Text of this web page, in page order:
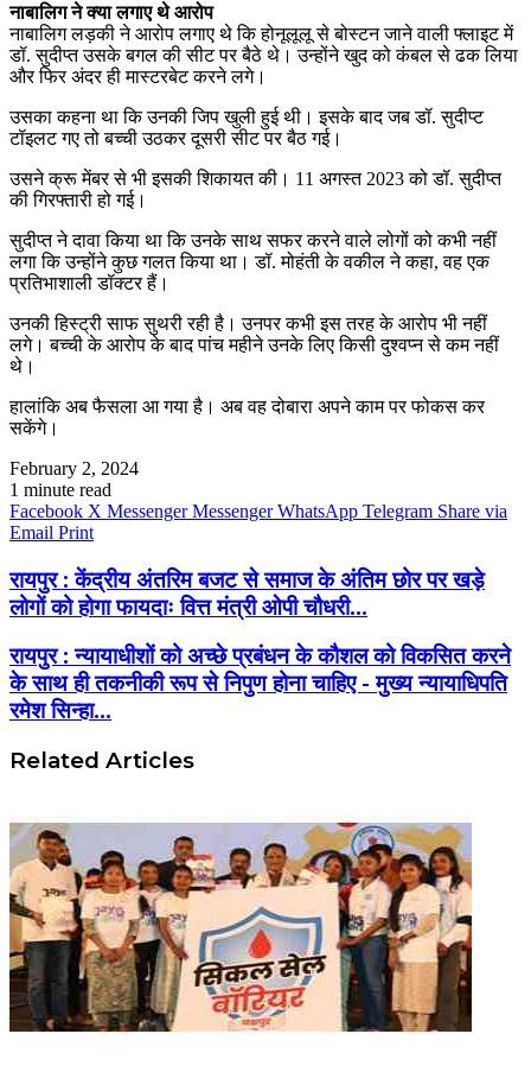
नाबालिग ने क्या लगाए थे आरोप
नाबालिग लड़की ने आरोप लगाए थे कि होनूलूलू से बोस्टन जाने वाली फ्लाइट में
डॉ. सुदीप्त उसके बगल की सीट पर बैठे थे। उन्होंने खुद को कंबल से ढक लिया
और फिर अंदर ही मास्टरबेट करने लगे।
उसका कहना था कि उनकी जिप खुली हुई थी। इसके बाद जब डॉ. सुदीप्ट
टॉइलट गए तो बच्ची उठकर दूसरी सीट पर बैठ गई।
उसने क्रू मेंबर से भी इसकी शिकायत की। 11 अगस्त 2023 को डॉ. सुदीप्त
की गिरफ्तारी हो गई।
सुदीप्त ने दावा किया था कि उनके साथ सफर करने वाले लोगों को कभी नहीं
लगा कि उन्होंने कुछ गलत किया था। डॉ. मोहंती के वकील ने कहा, वह एक
प्रतिभाशाली डॉक्टर हैं।
उनकी हिस्ट्री साफ सुथरी रही है। उनपर कभी इस तरह के आरोप भी नहीं
लगे। बच्ची के आरोप के बाद पांच महीने उनके लिए किसी दुश्वप्न से कम नहीं
थे।
हालांकि अब फैसला आ गया है। अब वह दोबारा अपने काम पर फोकस कर
सकेंगे।
February 2, 2024
1 minute read
Facebook X Messenger Messenger WhatsApp Telegram Share via
Email Print
रायपुर : केंद्रीय अंतरिम बजट से समाज के अंतिम छोर पर खड़े
लोगों को होगा फायदाः वित्त मंत्री ओपी चौधरी...
रायपुर : न्यायाधीशों को अच्छे प्रबंधन के कौशल को विकसित करने
के साथ ही तकनीकी रूप से निपुण होना चाहिए - मुख्य न्यायाधिपति
रमेश सिन्हा...
Related Articles